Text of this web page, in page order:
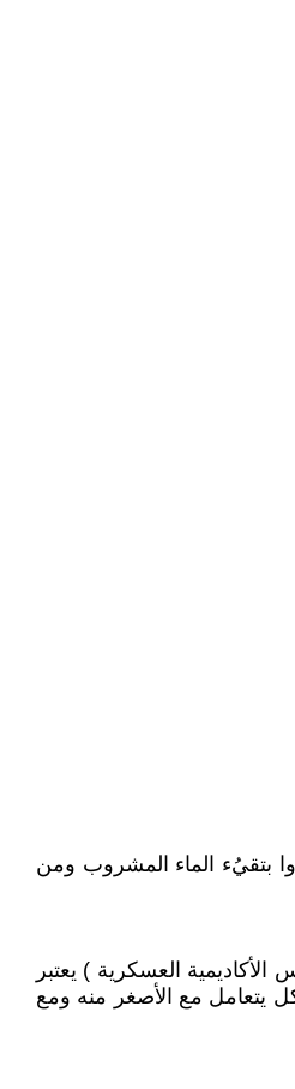
بتقيُء الماء المشروب ومن
العسكرية ) يعتبر
يتعامل مع الأصغر منه ومع